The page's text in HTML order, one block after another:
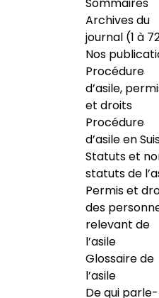
Archives du
journal (1 à
Nos
Procédure
d’asile,
et droits
Procédure
d’asile en
Statuts et
statuts de
Permis et
des
relevant de
l’asile
Glossaire de
l’asile
De qui